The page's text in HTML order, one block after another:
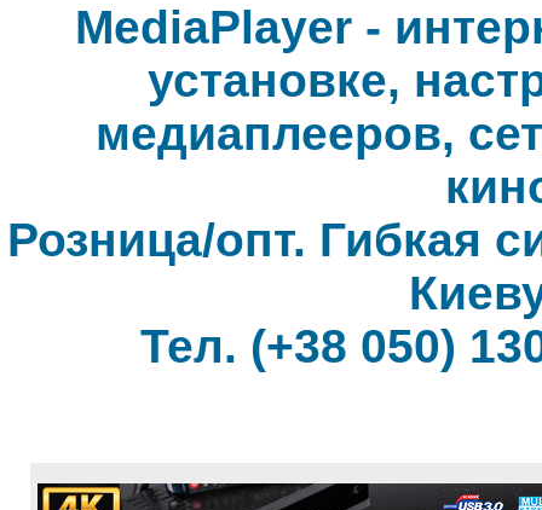
MediaPlayer -
установке,
медиаплееров,
Розница/опт. Гибкая
Тел. (+38 050)